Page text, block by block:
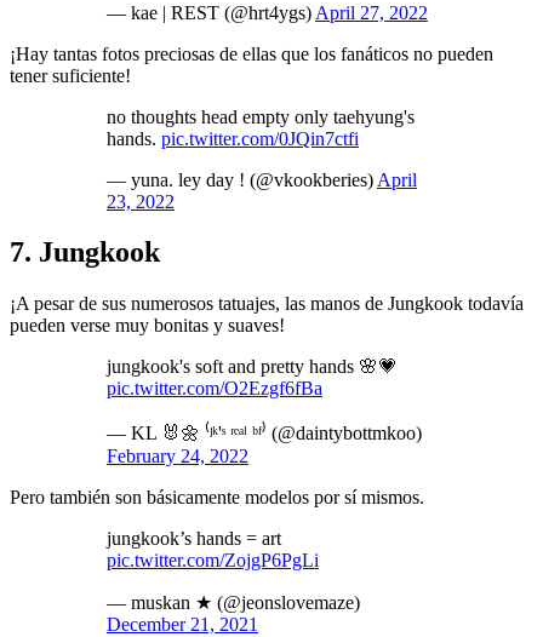
— kae | REST (@hrt4ygs) April 27, 2022
¡Hay tantas fotos preciosas de ellas que los fanáticos no pueden
tener suficiente!
no thoughts head empty only taehyung's
hands. pic.twitter.com/0JQin7ctfi
— yuna. ley day ! (@vkookberies) April
23, 2022
7. Jungkook
¡A pesar de sus numerosos tatuajes, las manos de Jungkook todavía
pueden verse muy bonitas y suaves!
jungkook's soft and pretty hands 🌸💗
pic.twitter.com/O2Ezgf6fBa
— KL 🐰🌼 ⁽ʲᵏ'ˢ ʳᵉᵃˡ ᵇᶠ⁾ (@daintybottmkoo)
February 24, 2022
Pero también son básicamente modelos por sí mismos.
jungkook’s hands = art
pic.twitter.com/ZojgP6PgLi
— muskan ★ (@jeonslovemaze)
December 21, 2021